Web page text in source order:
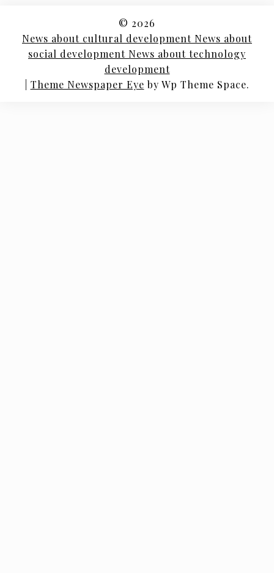
© 2026
News about cultural development News about
social development News about technology
development
Theme Newspaper Eye by Wp Theme Space.